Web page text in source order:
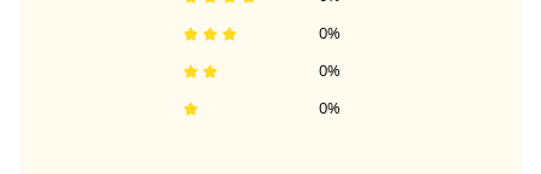
0%
0%
0%